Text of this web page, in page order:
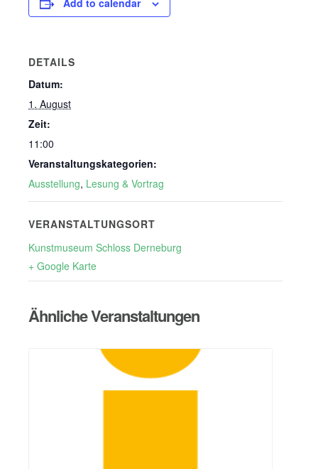
DETAILS
Datum:
1. August
Zeit:
11:00
Veranstaltungskategorien:
Ausstellung, Lesung & Vortrag
VERANSTALTUNGSORT
Kunstmuseum Schloss Derneburg
+ Google Karte
Ähnliche Veranstaltungen